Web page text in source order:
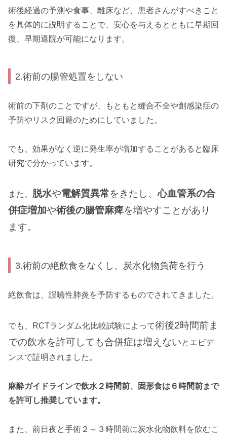
術後経過の予測や食事、離床など、患者さんがすべきこと
を具体的に説明することで、安心を与えるとともに早期回
復、早期退院が可能になります。
2.術前の腸管処置をしない
術前の下剤のことですが、もともと縫合不全や創感染症の
予防やリスク回避のためにしていました。
でも、効果がなく逆に発生率が増加することがあると臨床
研究で分かっています。
また、 脱水や電解質異常をきたし、心血管系の合
併症増加や術後の腸管麻痺を増やすことがあり
ます。
3.術前の絶飲食をなくし、炭水化物負荷を行う
絶飲食は、誤嚥性肺炎を予防するものでされてきました。
でも、RCTランダム化比較試験によって術後2時間前ま
での飲水を許可しても合併症は増えないとエビデ
ンスで証明されました。
麻酔ガイドラインで飲水２時間前、固形食は６時間前まで
を許可し推奨しています。
また、前日夜と手術２～３時間前に炭水化物飲料を飲むこ